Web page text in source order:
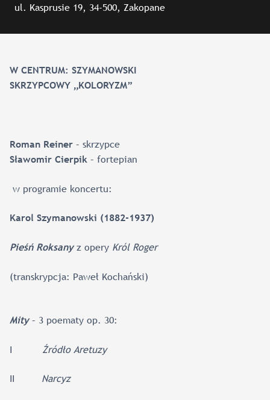
W CENTRUM: SZYMANOWSKI
SKRZYPCOWY „KOLORYZM”
Roman Reiner – skrzypce
Sławomir Cierpik – fortepian
w programie koncertu:
Karol Szymanowski (1882-1937)
Pieśń Roksanyz opery Król Roger
(transkrypcja: Paweł Kochański)
Mity– 3 poematy op. 30:
I Źródło Aretuzy
II Narcyz
ul. Kasprusie 19, 34-500, Zakopane